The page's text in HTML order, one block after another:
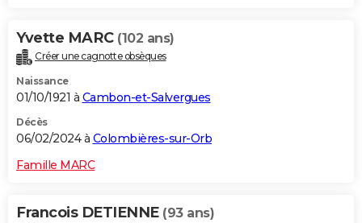
Yvette MARC (102 ans)
Créer une cagnotte obsèques
Naissance
01/10/1921 à Cambon-et-Salvergues
Décès
06/02/2024 à Colombières-sur-Orb
Famille MARC
Francois DETIENNE (93 ans)